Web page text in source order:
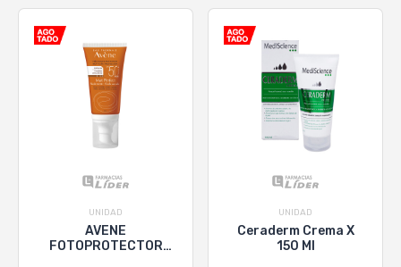
UNIDAD
AVENE
FOTOPROTECTOR
UNIDAD
Ceraderm Crema X
150 Ml